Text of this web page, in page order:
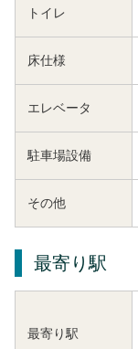
トイレ
床仕様
エレベータ
駐車場設備
その他
最寄り駅
最寄り駅